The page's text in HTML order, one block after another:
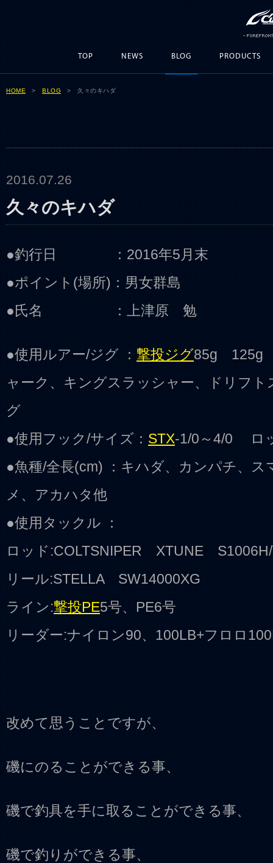
TOP NEWS BLOG PRODUCTS
HOME >BLOG > 久々のキハダ
2016.07.26
久々のキハダ
●釣行日 ：2016年5月末
●ポイント(場所)：男女群島
●氏名 ：上津原 勉
●使用ルアー/ジグ ：撃投ジグ85g 125g
ャーク、キングスラッシャー、ドリフト
グ
●使用フック/サイズ：STX-1/0～4/0 ロ
●魚種/全長(cm) ：キハダ、カンパチ、ス
メ、アカハタ他
●使用タックル ：
ロッド:COLTSNIPER XTUNE S1006H/
リール:STELLA SW14000XG
ライン:撃投PE5号、PE6号
リーダー:ナイロン90、100LB+フロロ
改めて思うことですが、
磯にのることができる事、
磯で釣具を手に取ることができる事、
磯で釣りができる事、